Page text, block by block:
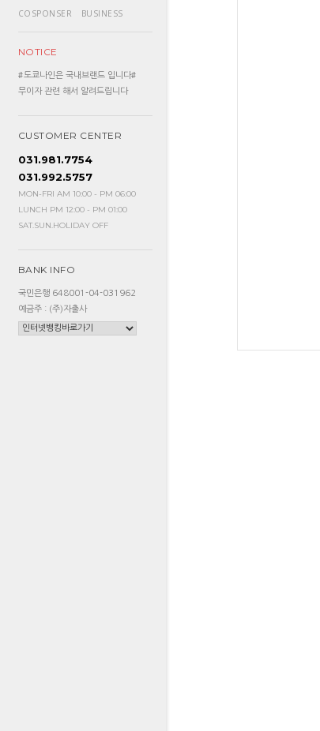
COSPONSER
BUSINESS
NOTICE
#도쿄나인은 국내브랜드 입니다#
무이자 관련 해서 알려드립니다
CUSTOMER CENTER
031.981.7754
031.992.5757
MON-FRI AM 10:00 - PM 06:00
LUNCH PM 12:00 - PM 01:00
SAT.SUN.HOLIDAY OFF
BANK INFO
국민은행 648001-04-031962
예금주 : (주)자출사